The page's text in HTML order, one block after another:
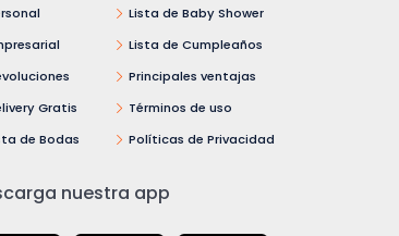
Gratis
de Bodas
Lista de Baby Shower
Lista de Cumpleaños
Principales ventajas
Términos de uso
Políticas de Privacidad
nuestra app